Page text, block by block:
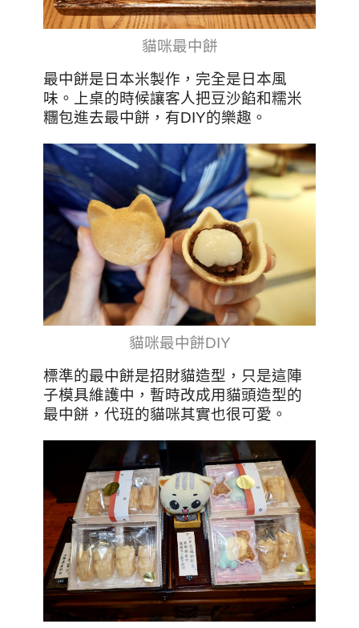
貓咪最中餅
最中餅是日本米製作，完全是日本風
味。上桌的時候讓客人把豆沙餡和糯米
糰包進去最中餅，有DIY的樂趣。
貓咪最中餅DIY
標準的最中餅是招財貓造型，只是這陣
子模具維護中，暫時改成用貓頭造型的
最中餅，代班的貓咪其實也很可愛。